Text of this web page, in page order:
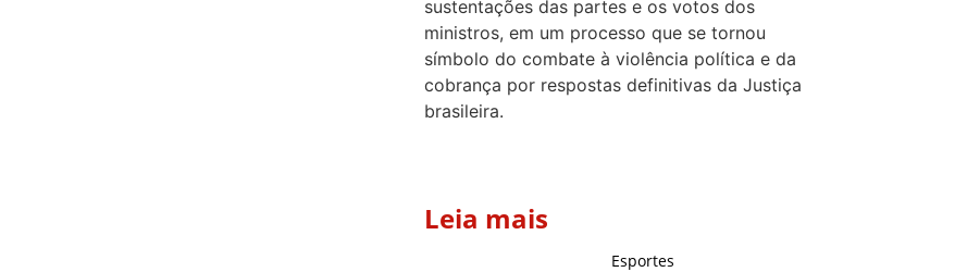
sustentações das partes e os votos dos
ministros, em um processo que se tornou
símbolo do combate à violência política e da
cobrança por respostas definitivas da Justiça
brasileira.
Leia mais
Esportes